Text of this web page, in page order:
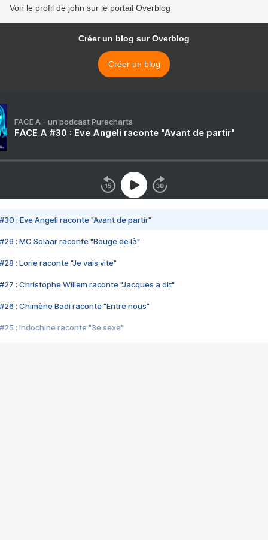
Voir le profil de john sur le portail Overblog
Créer un blog sur Overblog
Créer un blog
FACE A - un podcast Purecharts
FACE A #30 : Eve Angeli raconte "Avant de partir"
#30 : Eve Angeli raconte "Avant de partir"
#29 : MC Solaar raconte "Bouge de là"
#28 : Lorie raconte "Je vais vite"
#27 : Christophe Willem raconte "Jacques a dit"
#26 : Chimène Badi raconte "Entre nous"
#25 : Indochine raconte "3e sexe"